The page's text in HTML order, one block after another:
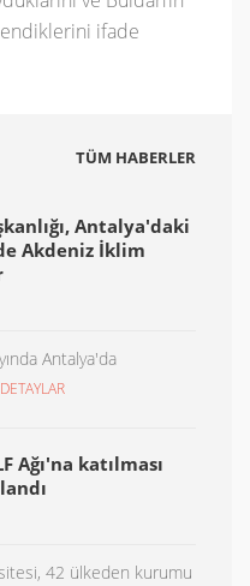
ifade
TÜM HABERLER
Antalya'daki
Akdeniz İklim
Antalya'da
DETAYLAR
Ağı'na katılması
42 ülkeden kurumu